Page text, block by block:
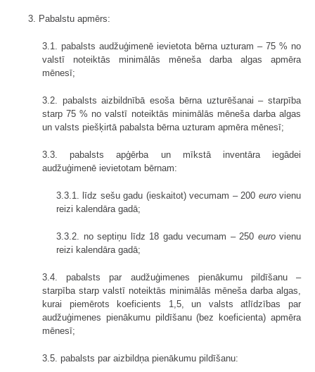
3. Pabalstu apmērs:
3.1. pabalsts audžuģimenē ievietota bērna uzturam – 75 % no
valstī noteiktās minimālās mēneša darba algas apmēra
mēnesī;
3.2. pabalsts aizbildnībā esoša bērna uzturēšanai – starpība
starp 75 % no valstī noteiktās minimālās mēneša darba algas
un valsts piešķirtā pabalsta bērna uzturam apmēra mēnesī;
3.3. pabalsts apģērba un mīkstā inventāra iegādei
audžuģimenē ievietotam bērnam:
3.3.1. līdz sešu gadu (ieskaitot) vecumam – 200 eurovienu
reizi kalendāra gadā;
3.3.2. no septiņu līdz 18 gadu vecumam – 250 eurovienu
reizi kalendāra gadā;
3.4. pabalsts par audžuģimenes pienākumu pildīšanu –
starpība starp valstī noteiktās minimālās mēneša darba algas,
kurai piemērots koeficients 1,5, un valsts atlīdzības par
audžuģimenes pienākumu pildīšanu (bez koeficienta) apmēra
mēnesī;
3.5. pabalsts par aizbildņa pienākumu pildīšanu: